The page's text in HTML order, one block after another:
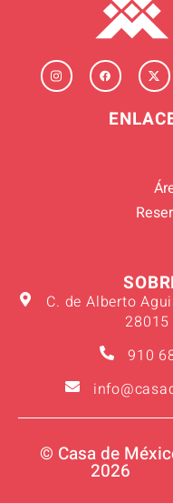
C. de Alberto
910
© Casa de
2026